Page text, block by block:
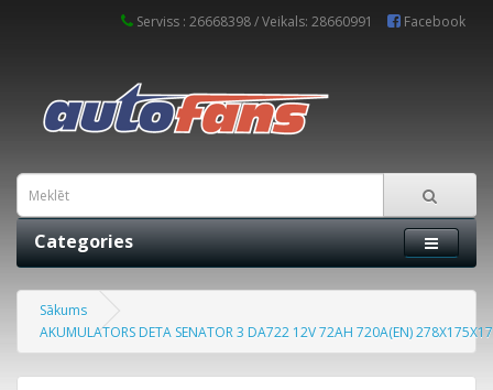
Serviss : 26668398 / Veikals: 28660991 Facebook
Categories
Sākums
AKUMULATORS DETA SENATOR 3 DA722 12V 72AH 720A(EN)